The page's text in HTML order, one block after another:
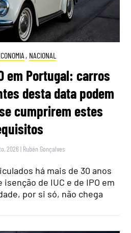
, NACIONAL
em Portugal: carros
desta data podem
cumprirem estes
2026 | Rubén Gonçalves
há mais de 30 anos
de IUC e de IPO em
por si só, não chega